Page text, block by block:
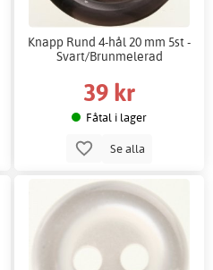
Knapp Rund 4-hål 20 mm 5st -
Svart/Brunmelerad
39 kr
Fåtal i lager
Se alla